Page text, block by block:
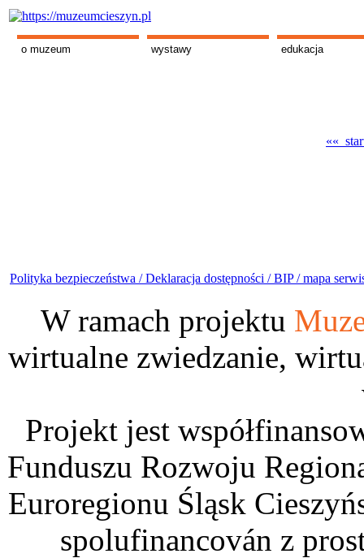
o muzeum wystawy edukacja
««
Polityka bezpieczeństwa /Deklaracja dostępności /BIP /mapa
W ramach projektu
wirtualne zwiedzanie,
Projekt jest
Funduszu Rozwoju
Euroregionu Śląsk
spolufinancován z